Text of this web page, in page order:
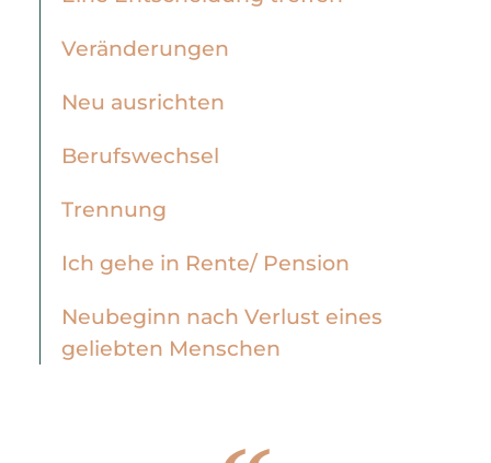
Veränderungen
Neu ausrichten
Berufswechsel
Trennung
Ich gehe in Rente/ Pension
Neubeginn nach Verlust eines
geliebten Menschen